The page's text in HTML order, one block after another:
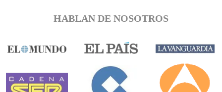
HABLAN DE NOSOTROS